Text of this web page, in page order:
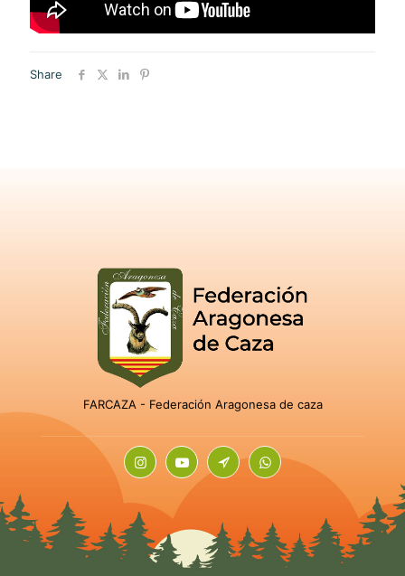
Share
FARCAZA - Federación Aragonesa de caza